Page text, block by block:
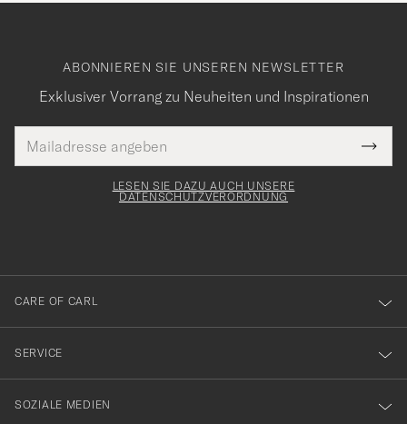
ABONNIEREN SIE UNSEREN NEWSLETTER
Exklusiver Vorrang zu Neuheiten und Inspirationen
Mail
Adresse
Tack
för
dig
till
vårt
nyhetsbrev!
LESEN SIE DAZU AUCH UNSERE
DATENSCHUTZVERORDNUNG
CARE OF CARL
SERVICE
SOZIALE MEDIEN